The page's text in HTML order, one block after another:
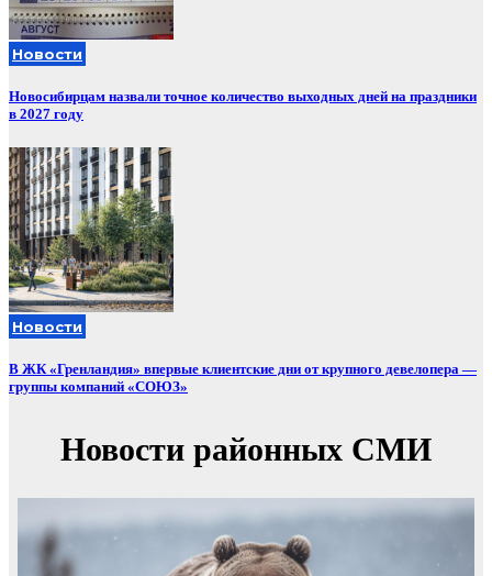
Новости
Новосибирцам назвали точное количество выходных дней на праздники
в 2027 году
Новости
В ЖК «Гренландия» впервые клиентские дни от крупного девелопера —
группы компаний «СОЮЗ»